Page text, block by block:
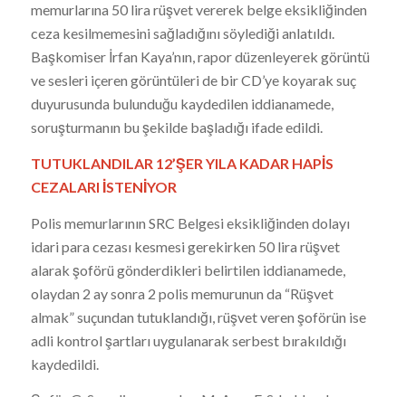
memurlarına 50 lira rüşvet vererek belge eksikliğinden
ceza kesilmemesini sağladığını söylediği anlatıldı.
Başkomiser İrfan Kaya’nın, rapor düzenleyerek görüntü
ve sesleri içeren görüntüleri de bir CD’ye koyarak suç
duyurusunda bulunduğu kaydedilen iddianamede,
soruşturmanın bu şekilde başladığı ifade edildi.
TUTUKLANDILAR 12’ŞER YILA KADAR HAPİS
CEZALARI İSTENİYOR
Polis memurlarının SRC Belgesi eksikliğinden dolayı
idari para cezası kesmesi gerekirken 50 lira rüşvet
alarak şoförü gönderdikleri belirtilen iddianamede,
olaydan 2 ay sonra 2 polis memurunun da “Rüşvet
almak” suçundan tutuklandığı, rüşvet veren şoförün ise
adli kontrol şartları uygulanarak serbest bırakıldığı
kaydedildi.